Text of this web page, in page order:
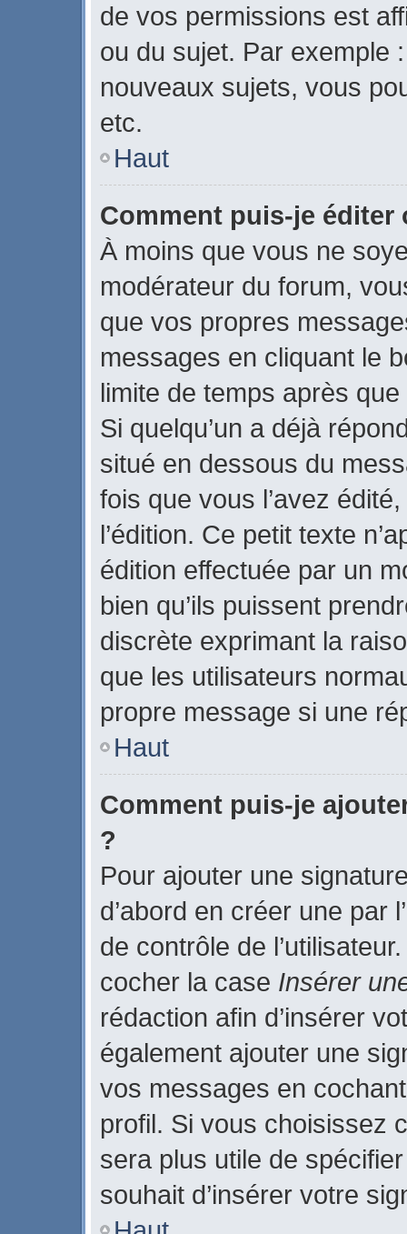
de vos permissions est
ou du sujet. Par exemple
nouveaux sujets, vous
etc.
Haut
Comment puis-je éditer
À moins que vous ne
modérateur du forum,
que vos propres
messages en cliquant le
limite de temps après
Si quelqu’un a déjà
situé en dessous du
fois que vous l’avez
l’édition. Ce petit texte
édition effectuée par un
bien qu’ils puissent
discrète exprimant la
que les utilisateurs
propre message si une
Haut
Comment puis-je
?
Pour ajouter une
d’abord en créer une par
de contrôle de
cocher la case Insérer
rédaction afin d’insérer
également ajouter une
vos messages en
profil. Si vous choisissez
sera plus utile de
souhait d’insérer votre